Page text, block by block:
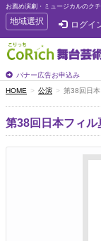
お薦め演劇・ミュージカルのク
T
o
g
g
e
n
a
v
i
地域選択 ログイ
バナー広告お申込み
HOME 公演 第38回日
第38回日本フィ